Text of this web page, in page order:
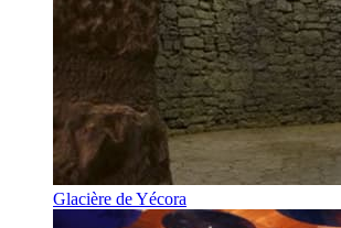
Glacière de Yécora